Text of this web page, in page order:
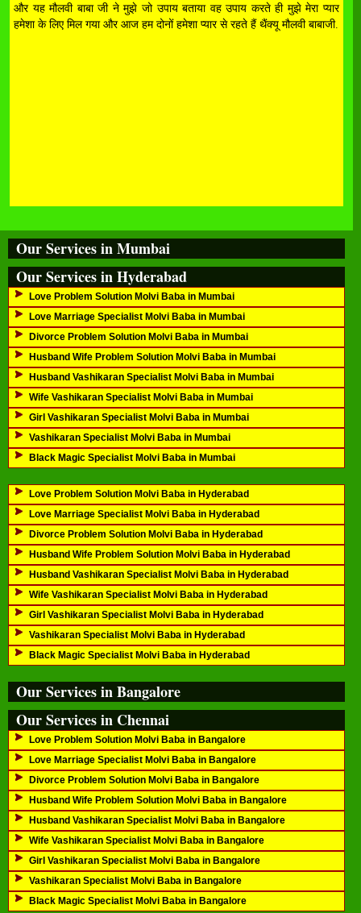
और यह मौलवी बाबा जी ने मुझे जो उपाय बताया वह उपाय करते ही मुझे मेरा प्यार
हमेशा के लिए मिल गया और आज हम दोनों हमेशा प्यार से रहते हैं थैंक्यू मौलवी बाबाजी.
Our Services in Mumbai
Our Services in Hyderabad
Love Problem Solution Molvi Baba in Mumbai
Love Marriage Specialist Molvi Baba in Mumbai
Divorce Problem Solution Molvi Baba in Mumbai
Husband Wife Problem Solution Molvi Baba in Mumbai
Husband Vashikaran Specialist Molvi Baba in Mumbai
Wife Vashikaran Specialist Molvi Baba in Mumbai
Girl Vashikaran Specialist Molvi Baba in Mumbai
Vashikaran Specialist Molvi Baba in Mumbai
Black Magic Specialist Molvi Baba in Mumbai
Love Problem Solution Molvi Baba in Hyderabad
Love Marriage Specialist Molvi Baba in Hyderabad
Divorce Problem Solution Molvi Baba in Hyderabad
Husband Wife Problem Solution Molvi Baba in Hyderabad
Husband Vashikaran Specialist Molvi Baba in Hyderabad
Wife Vashikaran Specialist Molvi Baba in Hyderabad
Girl Vashikaran Specialist Molvi Baba in Hyderabad
Vashikaran Specialist Molvi Baba in Hyderabad
Black Magic Specialist Molvi Baba in Hyderabad
Our Services in Bangalore
Our Services in Chennai
Love Problem Solution Molvi Baba in Bangalore
Love Marriage Specialist Molvi Baba in Bangalore
Divorce Problem Solution Molvi Baba in Bangalore
Husband Wife Problem Solution Molvi Baba in Bangalore
Husband Vashikaran Specialist Molvi Baba in Bangalore
Wife Vashikaran Specialist Molvi Baba in Bangalore
Girl Vashikaran Specialist Molvi Baba in Bangalore
Vashikaran Specialist Molvi Baba in Bangalore
Black Magic Specialist Molvi Baba in Bangalore